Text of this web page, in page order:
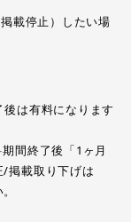
載停止）したい場
は有料になります
間終了後「1ヶ月
掲載取り下げは